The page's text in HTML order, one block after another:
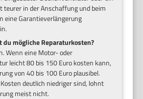
teurer in der Anschaffung und beim
eine Garantieverlängerung
du mögliche Reparaturkosten?
Wenn eine Motor- oder
leicht 80 bis 150 Euro kosten kann,
von 40 bis 100 Euro plausibel.
deutlich niedriger sind, lohnt
meist nicht.